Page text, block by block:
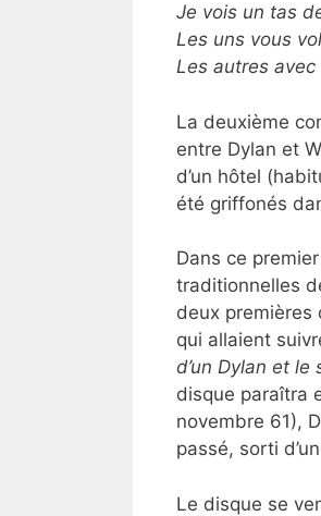
Je vois un tas
Les uns vous
Les autres
La deuxième
entre Dylan et
d’un hôtel
été griffonés
Dans ce
traditionnelles
deux premières
qui allaient
d’un Dylan et le
disque paraîtra
novembre 61),
passé, sorti
Le disque se